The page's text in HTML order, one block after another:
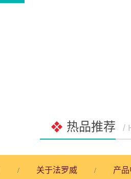
热品推荐 /
/ 关于法罗威 / 产